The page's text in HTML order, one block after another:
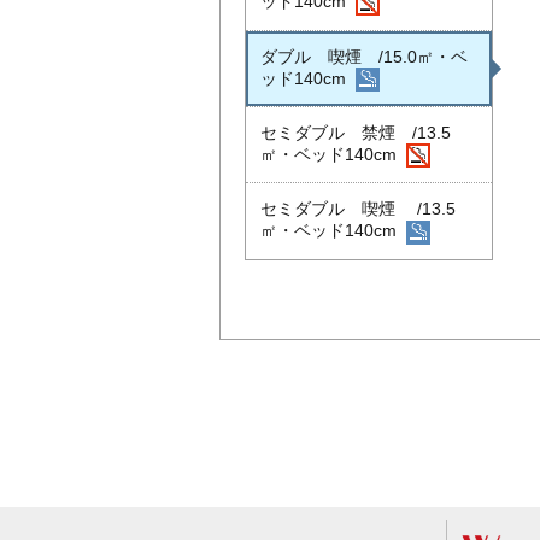
ダブル 喫煙 /15.0㎡・ベ
ッド140cm
セミダブル 禁煙 /13.5
㎡・ベッド140cm
セミダブル 喫煙 /13.5
㎡・ベッド140cm